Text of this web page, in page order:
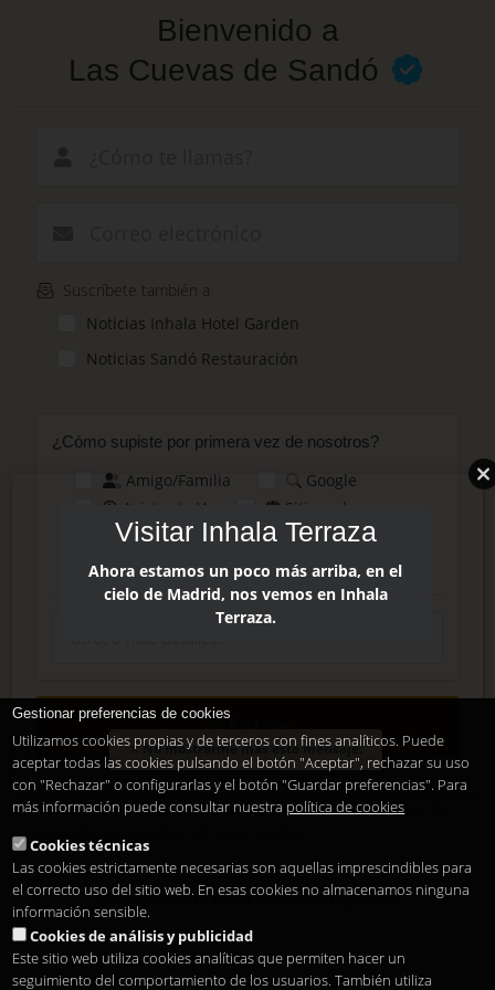
Bienvenido a
Las Cuevas de Sandó
Suscríbete también a
Noticias Inhala Hotel Garden
Noticias Sandó Restauración
¿Cómo supiste por primera vez de nosotros?
Amigo/Familia
Google
Asistente IA
Sitio web
Prensa
Instagram
Facebook
Entrar
Elimina, modifica o cancela tu suscripción en cualquier
momento. El envío de este formulario significa que estas de
Acceso directo si eres un usuario registrado
Gestionar preferencias de cookies
Utilizamos cookies propias y de terceros con fines analíticos. Puede
aceptar todas las cookies pulsando el botón "Aceptar", rechazar su uso
con "Rechazar" o configurarlas y el botón "Guardar preferencias". Para
más información puede consultar nuestra política de cookies
Cookies técnicas
Las cookies estrictamente necesarias son aquellas imprescindibles para
el correcto uso del sitio web. En esas cookies no almacenamos ninguna
información sensible.
Cookies de análisis y publicidad
Este sitio web utiliza cookies analíticas que permiten hacer un
seguimiento del comportamiento de los usuarios. También utiliza
Visitar Inhala Terraza
Ahora estamos un poco más arriba, en el
cielo de Madrid, nos vemos en Inhala
Terraza.
No mostrarme más este mensaje.